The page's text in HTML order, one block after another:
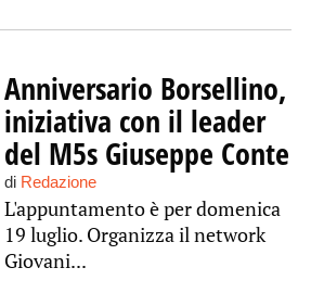
Anniversario Borsellino,
iniziativa con il leader
del M5s Giuseppe Conte
di Redazione
L'appuntamento è per domenica
19 luglio. Organizza il network
Giovani...